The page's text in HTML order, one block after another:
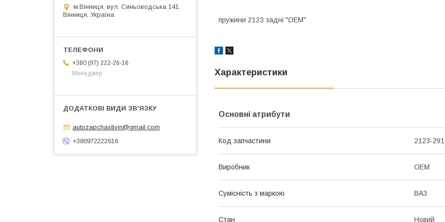
пружини 2123 задні "OEM"
Характеристики
Основні атрибути
Код запчастини 2123-
Виробник OEM
Сумісність з маркою ВАЗ
Стан Новий
м.Вінниця, вул. Синьоводська 141,
Вінниця, Україна
+380 (97) 222-26-16
Менеджер
autozapchastivin@gmail.com
+380972222616